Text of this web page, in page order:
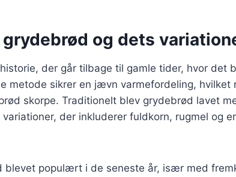
og dets
der går tilbage til gamle tider, hvor det
metode sikrer en jævn varmefordeling, hvilket
skorpe. Traditionelt blev grydebrød lavet
der inkluderer fuldkorn, rugmel og
blevet populært i de seneste år, især med